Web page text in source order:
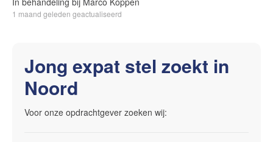
1 maand geleden geactualiseerd
Jong expat stel zoekt in
Noord
Voor onze opdrachtgever zoeken wij: